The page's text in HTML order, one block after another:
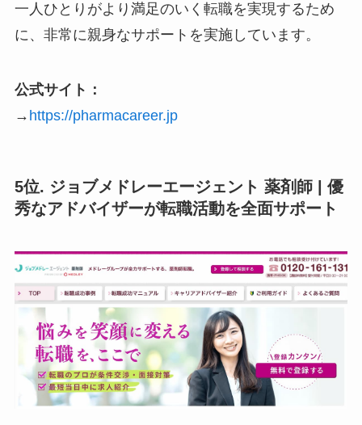
一人ひとりがより満足のいく転職を実現するため
に、非常に親身なサポートを実施しています。
公式サイト：
→ https://pharmacareer.jp
5位. ジョブメドレーエージェント 薬剤師 | 優
秀なアドバイザーが転職活動を全面サポート